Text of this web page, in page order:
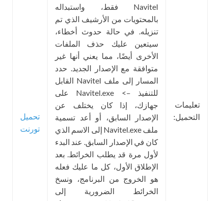
تحميل
تورنت
تعليمات
التحميل:
Navitel فقط، واستبداله
بالمحتويات من الأرشيف الذي تم
تنزيله. في حالة حدوث أخطاء،
سيتعين عليك حذف الملفات
الأخرى أيضًا، مما يعني أنها غير
متوافقة مع الإصدار الجديد. حدد
المسار إلى ملف Navitel القابل
للتنفيذ –> Navitel.exe على
جهازك، إذا كان يختلف عن
الإصدار السابق، أو أعد تسمية
ملف Navitel.exe إلى الاسم الذي
كان في الإصدار السابق. عند البدء
لأول مرة قد يطلب الخرائط. بعد
الإطلاق الأول، كل ما عليك فعله
هو الخروج من البرنامج، ونسخ
الخرائط الضرورية إلى